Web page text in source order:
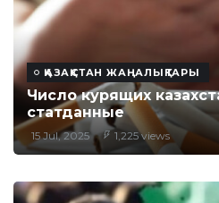
ҚАЗАҚСТАН ЖАҢАЛЫҚТАРЫ
Число курящих
статданные
15 Jul, 2025 1,225 views